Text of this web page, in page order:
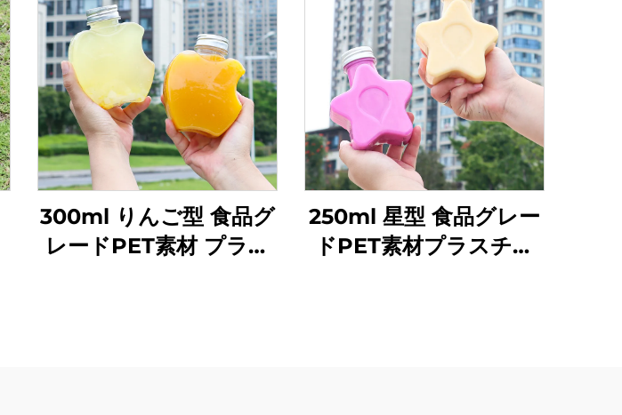
300ml りんご型 食品グ
レードPET素材 プラス
250ml 星型 食品グレー
ドPET素材プラスチッ